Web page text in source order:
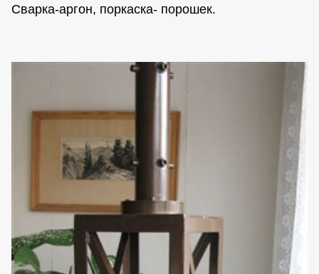
Сварка-аргон, поркаска- порошек.